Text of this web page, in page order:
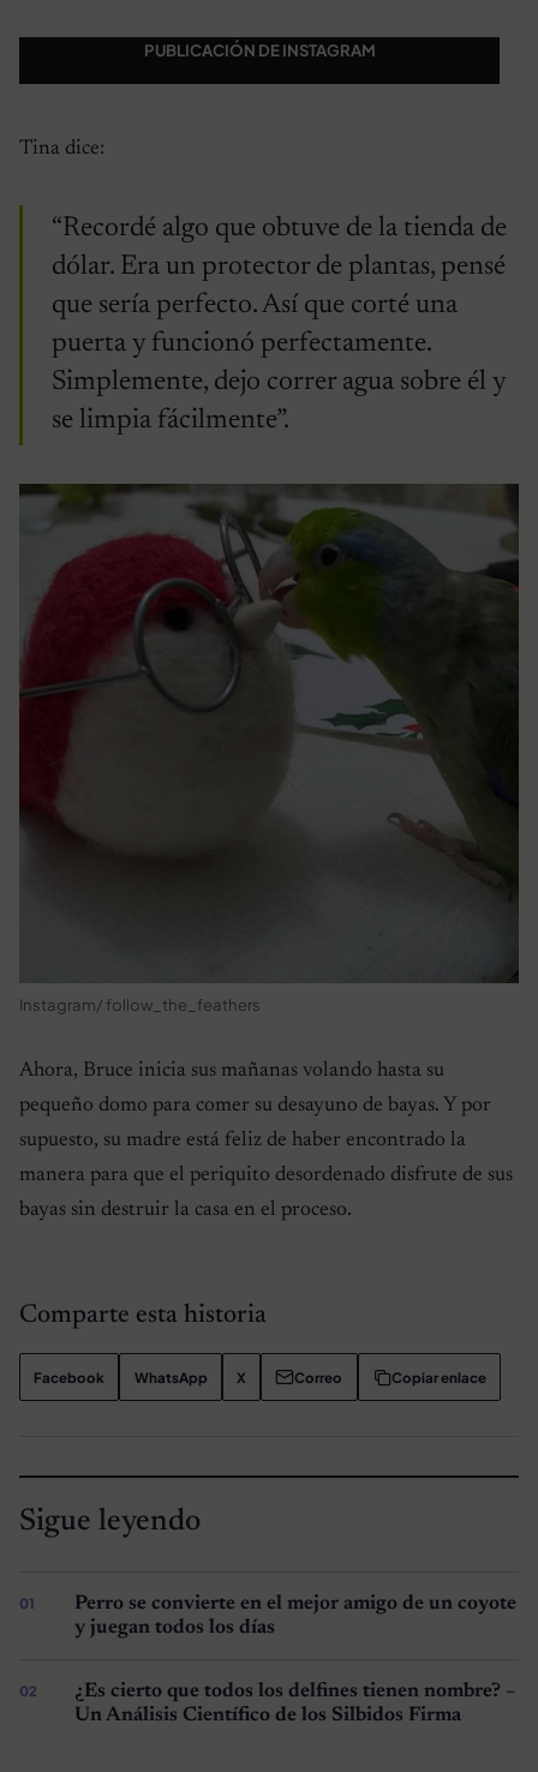
PUBLICACIÓN DE INSTAGRAM
Tina dice:
“Recordé algo que obtuve de la tienda de
dólar. Era un protector de plantas, pensé
que sería perfecto. Así que corté una
puerta y funcionó perfectamente.
Simplemente, dejo correr agua sobre él y
se limpia fácilmente”.
Instagram/ follow_the_feathers
Ahora, Bruce inicia sus mañanas volando hasta su
pequeño domo para comer su desayuno de bayas. Y por
supuesto, su madre está feliz de haber encontrado la
manera para que el periquito desordenado disfrute de sus
bayas sin destruir la casa en el proceso.
Comparte esta historia
Facebook WhatsApp X Correo Copiar enlace
Sigue leyendo
Perro se convierte en el mejor amigo de un coyote
y juegan todos los días
¿Es cierto que todos los delfines tienen nombre? –
Un Análisis Científico de los Silbidos Firma